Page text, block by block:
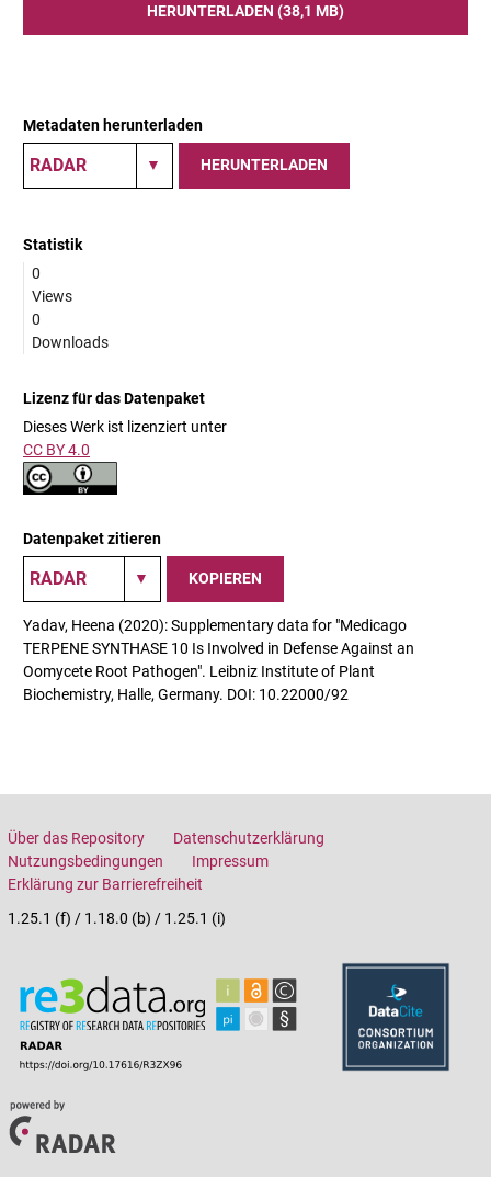
HERUNTERLADEN (38,1 MB)
Metadaten herunterladen
HERUNTERLADEN
Statistik
0
Views
0
Downloads
Lizenz für das Datenpaket
Dieses Werk ist lizenziert unter
CC BY 4.0
Datenpaket zitieren
KOPIEREN
Yadav, Heena (2020): Supplementary data for "Medicago
TERPENE SYNTHASE 10 Is Involved in Defense Against an
Oomycete Root Pathogen". Leibniz Institute of Plant
Biochemistry, Halle, Germany. DOI: 10.22000/92
Über das Repository
Datenschutzerklärung
Nutzungsbedingungen
Impressum
Erklärung zur Barrierefreiheit
1.25.1 (f) / 1.18.0 (b) / 1.25.1 (i)